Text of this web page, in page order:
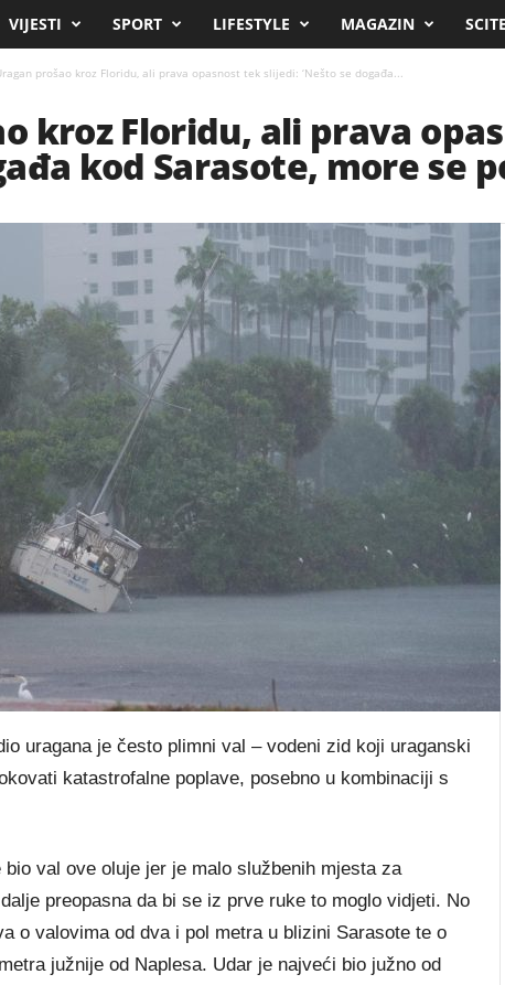
VIJESTI SPORT LIFESTYLE MAGAZIN
prošao kroz Floridu, ali prava opasnost tek slijedi: ‘Nešto se događa...
kroz Floridu, ali prava
kod Sarasote, more se
uragana je često plimni val – vodeni zid koji uraganski
katastrofalne poplave, posebno u kombinaciji s
val ove oluje jer je malo službenih mjesta za
preopasna da bi se iz prve ruke to moglo vidjeti. No
o valovima od dva i pol metra u blizini Sarasote te o
južnije od Naplesa. Udar je najveći bio južno od